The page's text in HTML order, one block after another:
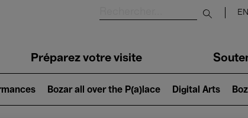
Submit
EN
Préparez votre visite
Bozar all over the P(a)lace Digital Arts